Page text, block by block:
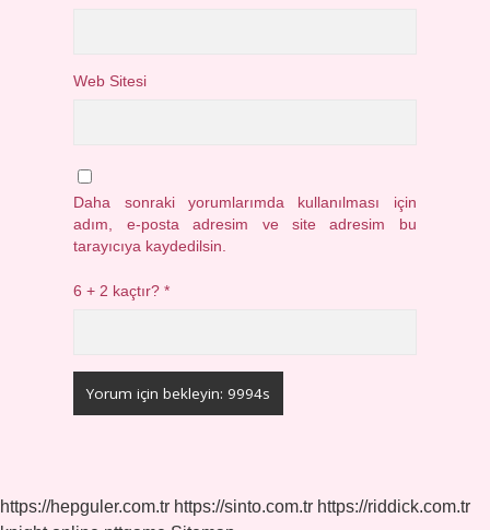
Web Sitesi
Daha sonraki yorumlarımda kullanılması için
adım, e-posta adresim ve site adresim bu
tarayıcıya kaydedilsin.
6 + 2 kaçtır?*
https://hepguler.com.tr https://sinto.com.tr https://riddick.com.tr